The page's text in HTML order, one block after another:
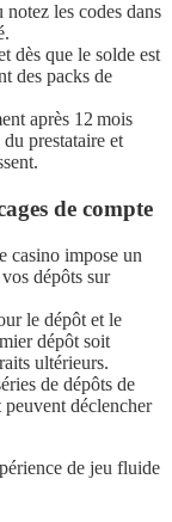
les codes dans
dès que le solde est
des packs de
après 12 mois
prestataire et
de compte
casino impose un
dépôts sur
le dépôt et le
dépôt soit
ultérieurs.
de dépôts de
peuvent déclencher
de jeu fluide